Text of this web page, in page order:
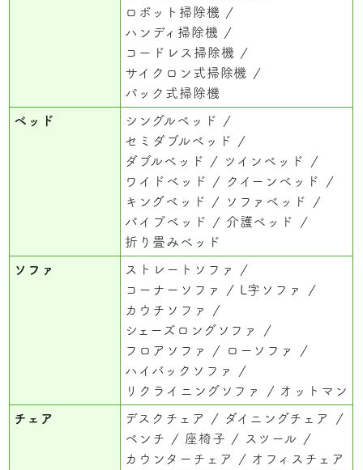
ロボット掃除機
ハンディ掃除機
コードレス掃除機
サイクロン式掃除機
パック式掃除機
ベッド
シングルベッド
セミダブルベッド
ダブルベッド
ツインベッド
ワイドベッド
クイーンベッド
キングベッド
ソファベッド
パイプベッド
介護ベッド
折り畳みベッド
ソファ
ストレートソファ
コーナーソファ
L字ソファ
カウチソファ
シェーズロングソファ
フロアソファ
ローソファ
ハイバックソファ
リクライニングソファ
オットマン
チェア デスクチェア
ダイニングチェア
ベンチ
座椅子
スツール
カウンターチェア
オフィスチェア